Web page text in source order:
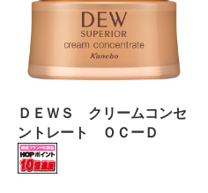
ＤＥＷＳ クリームコンセ
ントレート ＯＣーＤ